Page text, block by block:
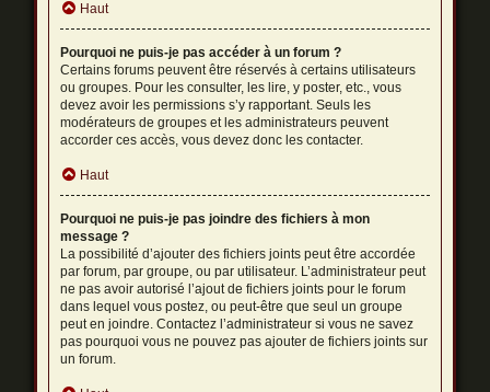
Haut
Pourquoi ne puis-je pas accéder à un forum ?
Certains forums peuvent être réservés à certains utilisateurs
ou groupes. Pour les consulter, les lire, y poster, etc., vous
devez avoir les permissions s’y rapportant. Seuls les
modérateurs de groupes et les administrateurs peuvent
accorder ces accès, vous devez donc les contacter.
Haut
Pourquoi ne puis-je pas joindre des fichiers à mon
message ?
La possibilité d’ajouter des fichiers joints peut être accordée
par forum, par groupe, ou par utilisateur. L’administrateur peut
ne pas avoir autorisé l’ajout de fichiers joints pour le forum
dans lequel vous postez, ou peut-être que seul un groupe
peut en joindre. Contactez l’administrateur si vous ne savez
pas pourquoi vous ne pouvez pas ajouter de fichiers joints sur
un forum.